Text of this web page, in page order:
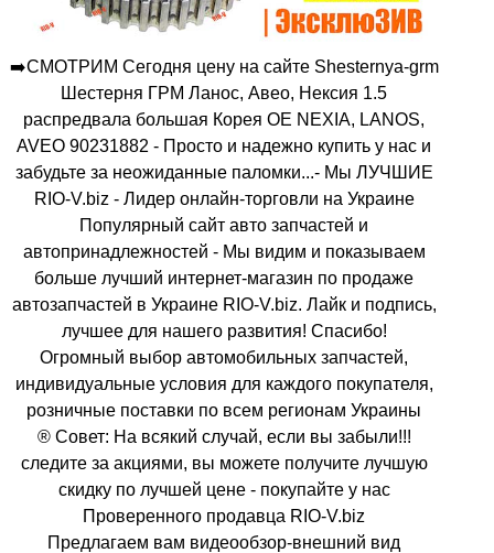
➡️СМОТРИМ Сегодня цену на сайте Shesternya-grm
Шестерня ГРМ Ланос, Авео, Нексия 1.5
распредвала большая Корея ОЕ NEXIA, LANOS,
AVEO 90231882 - Просто и надежно купить у нас и
забудьте за неожиданные паломки...- Мы ЛУЧШИЕ
RIO-V.biz - Лидер онлайн-торговли на Украине
Популярный сайт авто запчастей и
автопринадлежностей - Мы видим и показываем
больше лучший интернет-магазин по продаже
автозапчастей в Украине RIO-V.biz. Лайк и подпись,
лучшее для нашего развития! Спасибо!
Огромный выбор автомобильных запчастей,
индивидуальные условия для каждого покупателя,
розничные поставки по всем регионам Украины
® Совет: На всякий случай, если вы забыли!!!
следите за акциями, вы можете получите лучшую
скидку по лучшей цене - покупайте у нас
Проверенного продавца RIO-V.biz
Предлагаем вам видеообзор-внешний вид